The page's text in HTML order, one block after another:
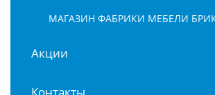
МАГАЗИН ФАБРИКИ МЕБЕЛИ
Акции